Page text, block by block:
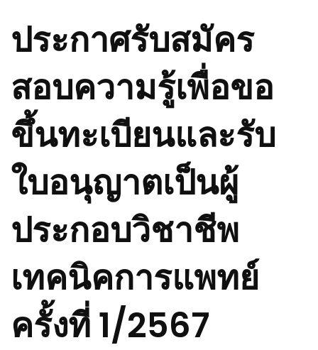
ประกาศรับสมัคร
สอบความรู้เพื่อขอ
ขึ้นทะเบียนและรับ
ใบอนุญาตเป็นผู้
ประกอบวิชาชีพ
เทคนิคการแพทย์
ครั้งที่ 1/2567